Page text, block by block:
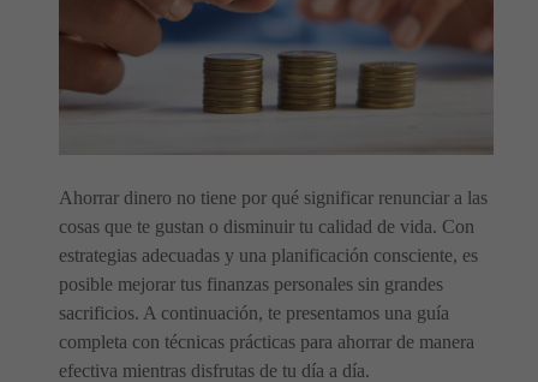
Ahorrar dinero no tiene por qué significar renunciar a las
cosas que te gustan o disminuir tu calidad de vida. Con
estrategias adecuadas y una planificación consciente, es
posible mejorar tus finanzas personales sin grandes
sacrificios. A continuación, te presentamos una guía
completa con técnicas prácticas para ahorrar de manera
efectiva mientras disfrutas de tu día a día.